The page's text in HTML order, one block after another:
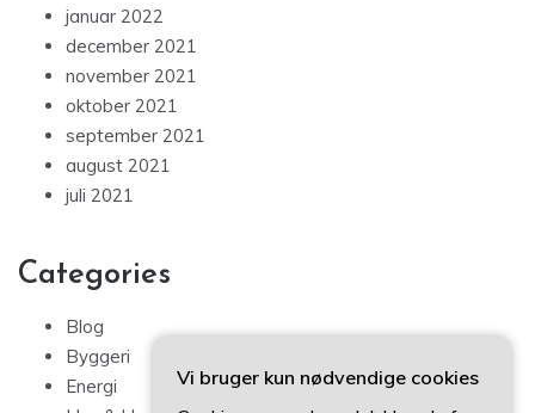
januar 2022
december 2021
november 2021
oktober 2021
september 2021
august 2021
juli 2021
Categories
Blog
Byggeri
Energi
Vi bruger kun nødvendige cookies